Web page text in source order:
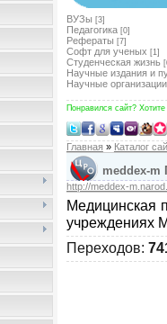
ВУЗы [3]
Педагогика [0]
Рефераты [7]
Софт для ученых [1]
Студенческая жизнь
Научные издания и
Научные организации
Понравился сайт?
Главная » Каталог
meddex-m
http://meddex-
Медицинская
учреждениях
Переходов: